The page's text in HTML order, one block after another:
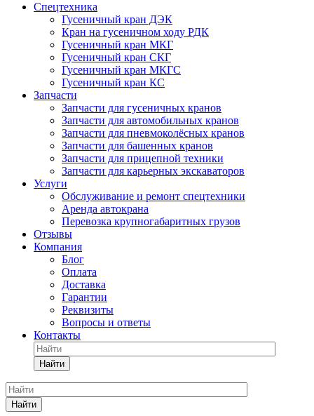
Спецтехника
Гусеничный кран ДЭК
Кран на гусеничном ходу РДК
Гусеничный кран МКГ
Гусеничный кран СКГ
Гусеничный кран МКГС
Гусеничный кран КС
Запчасти
Запчасти для гусеничных кранов
Запчасти для автомобильных кранов
Запчасти для пневмоколёсных кранов
Запчасти для башенных кранов
Запчасти для прицепной техники
Запчасти для карьерных экскаваторов
Услуги
Обслуживание и ремонт спецтехники
Аренда автокрана
Перевозка крупногабаритных грузов
Отзывы
Компания
Блог
Оплата
Доставка
Гарантии
Реквизиты
Вопросы и ответы
Контакты
Найти
Найти